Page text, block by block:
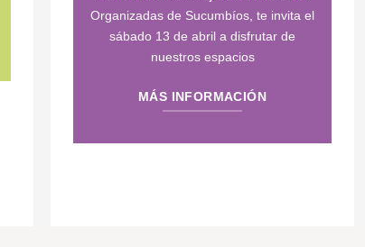
Organizadas de Sucumbíos, te invita el
sábado 13 de abril a disfrutar de
nuestros espacios
MÁS INFORMACIÓN